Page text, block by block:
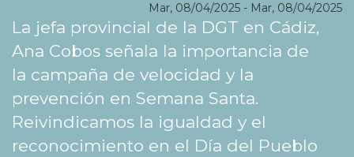
Mar, 08/04/2025 - Mar, 08/04/2025
La jefa provincial de la DGT en Cádiz,
Ana Cobos señala la importancia de
la campaña de velocidad y la
prevención en Semana Santa.
Reivindicamos la igualdad y el
reconocimiento en el Día del Pueblo